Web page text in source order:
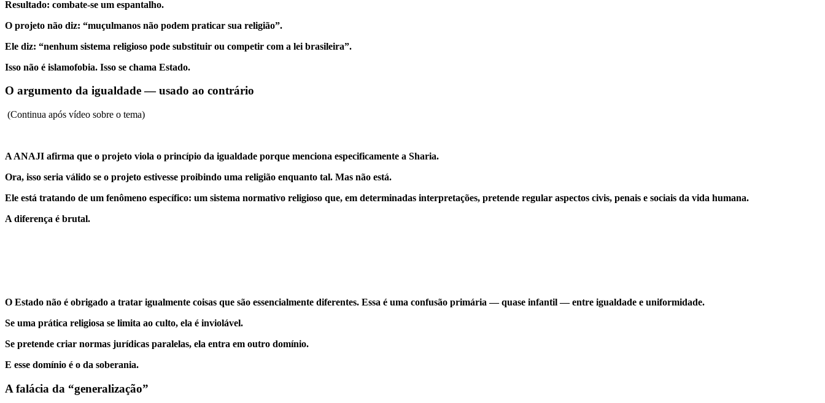
Resultado: combate-se um espantalho.
O projeto não diz: “muçulmanos não podem praticar sua religião”.
Ele diz: “nenhum sistema religioso pode substituir ou competir com a lei brasileira”.
Isso não é islamofobia. Isso se chama Estado.
O argumento da igualdade — usado ao contrário
(Continua após vídeo sobre o tema)
A ANAJI afirma que o projeto viola o princípio da igualdade porque menciona especificamente a Sharia.
Ora, isso seria válido se o projeto estivesse proibindo uma religião enquanto tal. Mas não está.
Ele está tratando de um fenômeno específico: um sistema normativo religioso que, em determinadas interpretações, pretende regular aspectos civis, penais e sociais da vida humana.
A diferença é brutal.
O Estado não é obrigado a tratar igualmente coisas que são essencialmente diferentes. Essa é uma confusão primária — quase infantil — entre igualdade e uniformidade.
Se uma prática religiosa se limita ao culto, ela é inviolável.
Se pretende criar normas jurídicas paralelas, ela entra em outro domínio.
E esse domínio é o da soberania.
A falácia da “generalização”